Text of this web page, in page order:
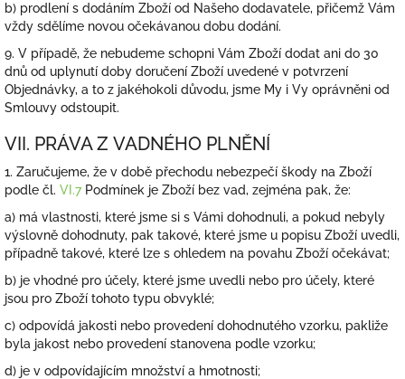
b) prodlení s dodáním Zboží od Našeho dodavatele, přičemž Vám
vždy sdělíme novou očekávanou dobu dodání.
9. V případě, že nebudeme schopni Vám Zboží dodat ani do 30
dnů od uplynutí doby doručení Zboží uvedené v potvrzení
Objednávky, a to z jakéhokoli důvodu, jsme My i Vy oprávněni od
Smlouvy odstoupit.
VII. PRÁVA Z VADNÉHO PLNĚNÍ
1. Zaručujeme, že v době přechodu nebezpečí škody na Zboží
podle čl. VI.7Podmínek je Zboží bez vad, zejména pak, že:
a) má vlastnosti, které jsme si s Vámi dohodnuli, a pokud nebyly
výslovně dohodnuty, pak takové, které jsme u popisu Zboží uvedli,
případně takové, které lze s ohledem na povahu Zboží očekávat;
b) je vhodné pro účely, které jsme uvedli nebo pro účely, které
jsou pro Zboží tohoto typu obvyklé;
c) odpovídá jakosti nebo provedení dohodnutého vzorku, pakliže
byla jakost nebo provedení stanovena podle vzorku;
d) je v odpovídajícím množství a hmotnosti;